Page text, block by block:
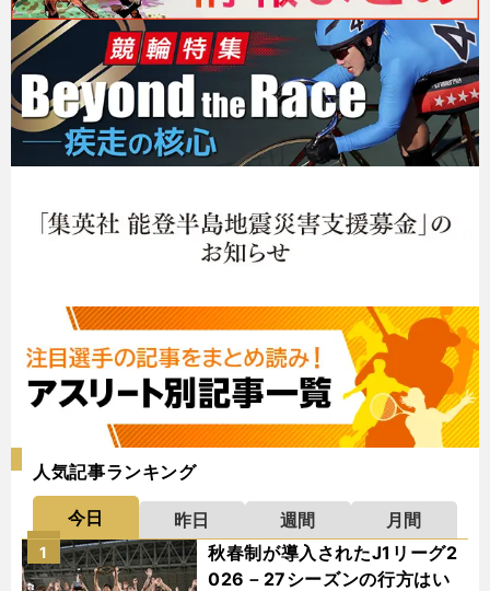
人気記事ランキング
今日 昨日 週間
月間
秋春制が導入されたJ1リーグ2
026－27シーズンの行方はい
1